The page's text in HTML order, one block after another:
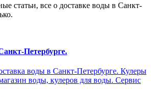
статьи, все о доставке воды в Санкт-
Петербурге.
воды в Санкт-Петербурге. Кулеры
воды, кулеров для воды. Сервис